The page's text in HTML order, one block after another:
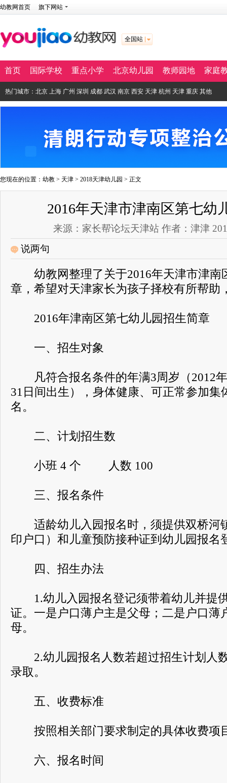
幼教网首页 旗下网站
全国站
首页 国际学校 重点小学 北京幼儿园 教师园地 家庭
热门城市： 北京 上海 广州 深圳 成都 武汉 南京 西安 天津 杭州 天津 重庆 其他
您现在的位置： 幼教 > 天津 > 2018天津幼儿园 > 正文
2016年天津市津南区第七幼
来源：家长帮论坛天津站 作者：津津
说两句
幼教网整理了关于2016年天津市津南
章，希望对天津家长为孩子择校有所帮助
2016年津南区第七幼儿园招生简章
一、招生对象
凡符合报名条件的年满3周岁（2012年
31日间出生），身体健康、可正常参加集
名。
二、计划招生数
小班 4 个 人数 100
三、报名条件
适龄幼儿入园报名时，须提供双桥河
印户口）和儿童预防接种证到幼儿园报名
四、招生办法
1.幼儿入园报名登记须带着幼儿并提
证。一是户口薄户主是父母；二是户口薄
母。
2.幼儿园报名人数若超过招生计划人
录取。
五、收费标准
按照相关部门要求制定的具体收费项
六、报名时间